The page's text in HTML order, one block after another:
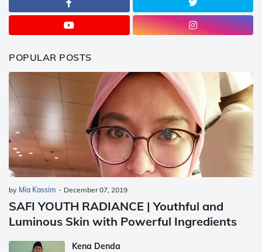
POPULAR POSTS
by Mia Kassim - December 07, 2019
SAFI YOUTH RADIANCE | Youthful and
Luminous Skin with Powerful Ingredients
Kena Denda